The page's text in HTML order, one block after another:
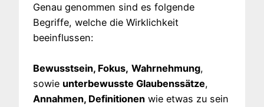
Genau genommen sind es folgende
Begriffe, welche die Wirklichkeit
beeinflussen:
Bewusstsein, Fokus, Wahrnehmung,
sowie unterbewusste Glaubenssätze,
Annahmen, Definitionen wie etwas zu sein